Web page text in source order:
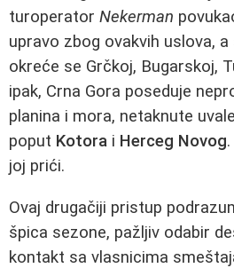
turoperator Nekerman
upravo zbog ovakvih uslova,
okreće se Grčkoj, Bugarskoj,
ipak, Crna Gora poseduje
planina i mora, netaknute
poput Kotora i Herceg Novog
joj prići.
Ovaj drugačiji pristup
špica sezone, pažljiv odabir
kontakt sa vlasnicima